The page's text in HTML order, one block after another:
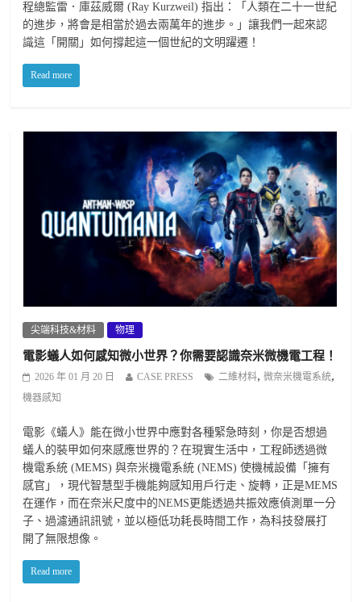
程總監雷．庫茲威爾 (Ray Kurzweil) 指出：「人類在二十一世紀
的進步，將會是相當於過去兩萬年的進步。」讓我們一起來認
識這「開關」如何撐起這一個世紀的文明躍遷！
Read more
尖端科技&材料 物理
電影蟻人如何感知微小世界？你需要認識奈米微機電工程！
2026 年 01 月 20 日 CASE PRESS 二維材料,微奈米機電系統,
機器感知
電影《蟻人》能在微小世界中應對各種緊急時刻，你是否想過
蟻人的裝甲如何來感應世界的？在現實生活中，工程師透過微
機電系統 (MEMS) 與奈米機電系統 (NEMS) 使機械設備「擁有
感官」，現代智慧型手機能夠感知用戶行走、旋轉，正是MEMS
在運作，而在奈米尺度中的NEMS更能透過共振效應偵測單一分
子、過濾通訊訊號，並以極低功耗長時間工作，為科技發展打
開了無限想像。
Read more